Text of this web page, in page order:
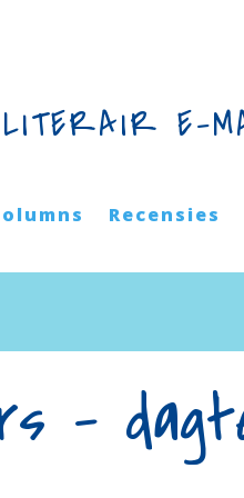
LITERAIR E-
Recensies
–